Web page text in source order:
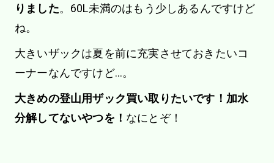
りました。60L未満のはもう少しあるんですけど
ね。
大きいザックは夏を前に充実させておきたいコ
ーナーなんですけど…。
大きめの登山用ザック買い取りたいです！加水
分解してないやつを！ なにとぞ！